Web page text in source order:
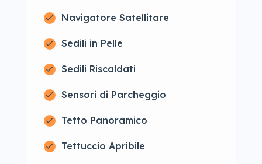
Navigatore Satellitare
Sedili in Pelle
Sedili Riscaldati
Sensori di Parcheggio
Tetto Panoramico
Tettuccio Apribile